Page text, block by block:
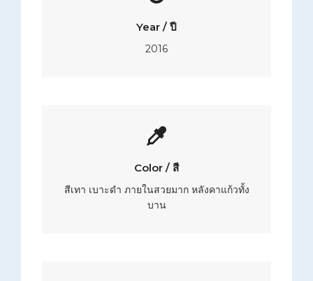
Year / ปี
2016
Color / สี
สีเทา เบาะดำ ภายในสวยมาก หลังคาแก้วทั้ง
บาน